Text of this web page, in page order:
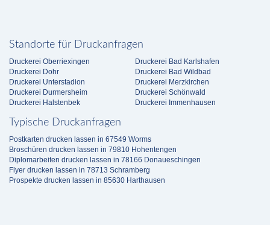
Standorte für Druckanfragen
Druckerei Oberriexingen
Druckerei Dohr
Druckerei Unterstadion
Druckerei Durmersheim
Druckerei Halstenbek
Druckerei Bad Karlshafen
Druckerei Bad Wildbad
Druckerei Merzkirchen
Druckerei Schönwald
Druckerei Immenhausen
Typische Druckanfragen
Postkarten drucken lassen in 67549 Worms
Broschüren drucken lassen in 79810 Hohentengen
Diplomarbeiten drucken lassen in 78166 Donaueschingen
Flyer drucken lassen in 78713 Schramberg
Prospekte drucken lassen in 85630 Harthausen